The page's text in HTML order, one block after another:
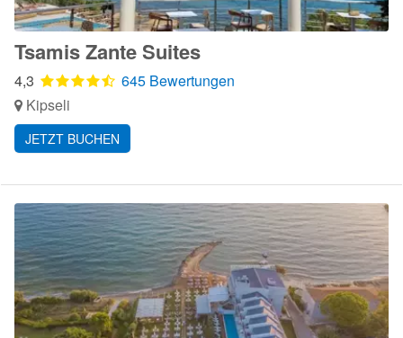
Tsamis Zante Suites
4,3
645 Bewertungen
Kipseli
JETZT BUCHEN